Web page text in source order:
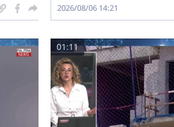
2026/08/06 14:21
01:11